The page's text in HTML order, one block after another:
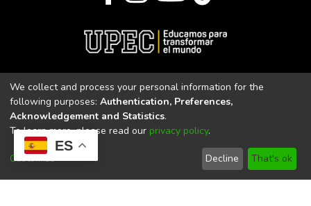
ES
Universidad Politécnica Estatal del Carchi
Universidad Politécnica Estatal del Carchi | Acreditada por el
CACES Resolución N°. 160-SE-33-CACES-2020
We collect and process your personal information for the
following purposes: Authentication, Preferences,
Acknowledgement and Statistics.
To learn more, please read our privacy policy.
Customize Decline That's ok